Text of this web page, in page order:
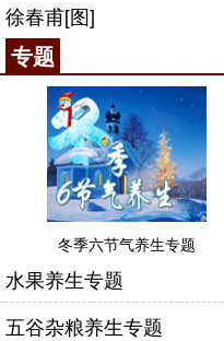
徐春甫[图]
专题
冬季六节气养生专题
水果养生专题
五谷杂粮养生专题